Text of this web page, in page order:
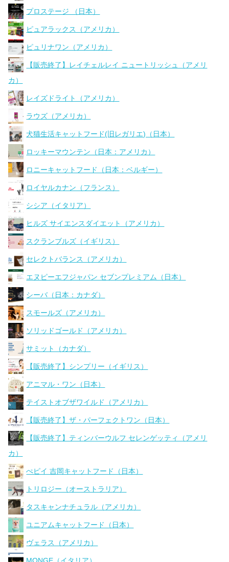
プロステージ （日本）
ピュアラックス（アメリカ）
ピュリナワン（アメリカ）
【販売終了】レイチェルレイ ニュートリッシュ（アメリ
カ）
レイズドライト（アメリカ）
ラウズ（アメリカ）
犬猫生活キャットフード(旧レガリエ)（日本）
ロッキーマウンテン（日本：アメリカ）
ロニーキャットフード（日本：ベルギー）
ロイヤルカナン（フランス）
シシア（イタリア）
ヒルズ サイエンスダイエット（アメリカ）
スクランブルズ（イギリス）
セレクトバランス（アメリカ）
エヌピーエフジャパン セブンプレミアム（日本）
シーバ（日本：カナダ）
スモールズ（アメリカ）
ソリッドゴールド（アメリカ）
サミット（カナダ）
【販売終了】シンプリー（イギリス）
アニマル・ワン（日本）
テイストオブザワイルド（アメリカ）
【販売終了】ザ・パーフェクトワン（日本）
【販売終了】ティンバーウルフ セレンゲッティ（アメリ
カ）
ぺピイ 吉岡キャットフード（日本）
トリロジー（オーストラリア）
タスキャンナチュラル（アメリカ）
ユニアムキャットフード（日本）
ヴェラス（アメリカ）